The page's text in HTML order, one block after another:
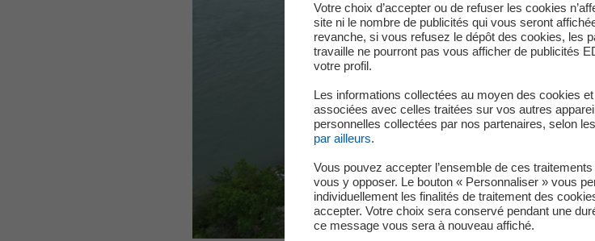
Votre choix d’accepter ou de refuser les cookies
site ni le nombre de publicités qui vous seront
revanche, si vous refusez le dépôt des cookies, les
travaille ne pourront pas vous afficher de publicités
votre profil.
Les informations collectées au moyen des cookies
associées avec celles traitées sur vos autres
personnelles collectées par nos partenaires, selon les
par ailleurs.
Vous pouvez accepter l’ensemble de ces
vous y opposer. Le bouton « Personnaliser » vous
individuellement les finalités de traitement des
accepter. Votre choix sera conservé pendant une
ce message vous sera à nouveau affiché.